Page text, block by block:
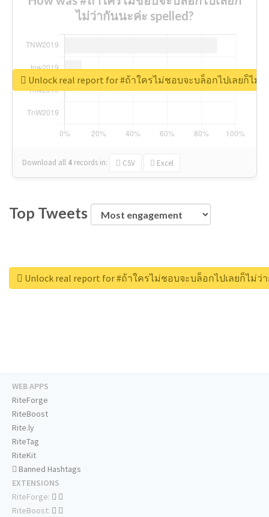
ไม่ว่ากันนะค่ะ spelled?
Download all 4 records in: CSV Excel
Unlock real report for #ถ้าใครไม่ชอบจะบล็อกไปเลยก็ไม่
Top Tweets
Unlock real report for #ถ้าใครไม่ชอบจะบล็อกไปเลยก็ไม่ว่
WEB APPS
RiteForge
RiteBoost
Rite.ly
RiteTag
RiteKit
Banned Hashtags
EXTENSIONS
RiteForge:
RiteBoost: